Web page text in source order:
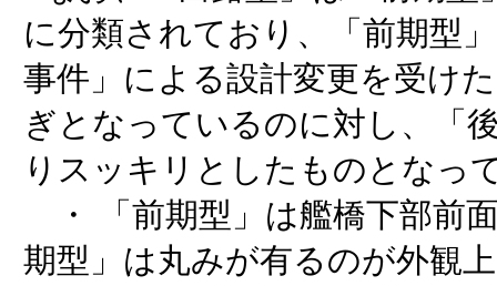
に分類されており、「前期型
事件」による設計変更を受け
ぎとなっているのに対し、「
りスッキリとしたものとなっ
・ 「前期型」は艦橋下部前
期型」は丸みが有るのが外観